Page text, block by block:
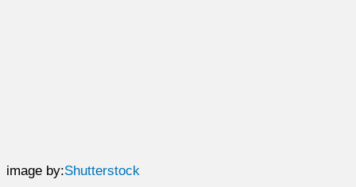
image by:Shutterstock